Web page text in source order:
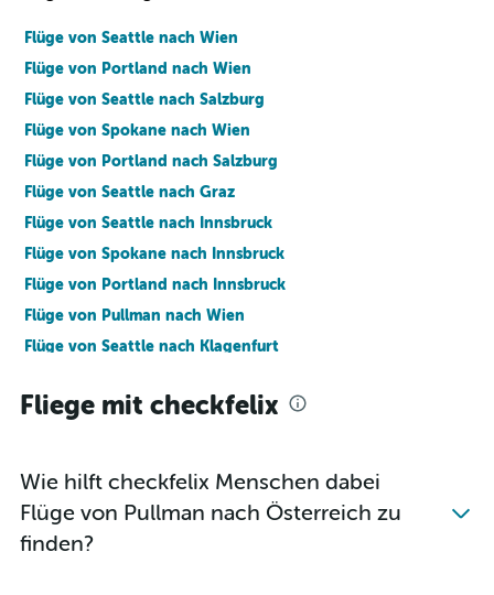
Flüge von Seattle nach Wien
Flüge von Portland nach Wien
Flüge von Seattle nach Salzburg
Flüge von Spokane nach Wien
Flüge von Portland nach Salzburg
Flüge von Seattle nach Graz
Flüge von Seattle nach Innsbruck
Flüge von Spokane nach Innsbruck
Flüge von Portland nach Innsbruck
Flüge von Pullman nach Wien
Flüge von Seattle nach Klagenfurt
Fliege mit checkfelix
Wie hilft checkfelix Menschen dabei
Flüge von Pullman nach Österreich zu
finden?